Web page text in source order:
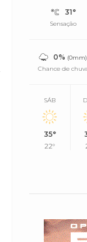
31°
Sensação
0% (0mm)
Chance de
SÁB
35°
22°